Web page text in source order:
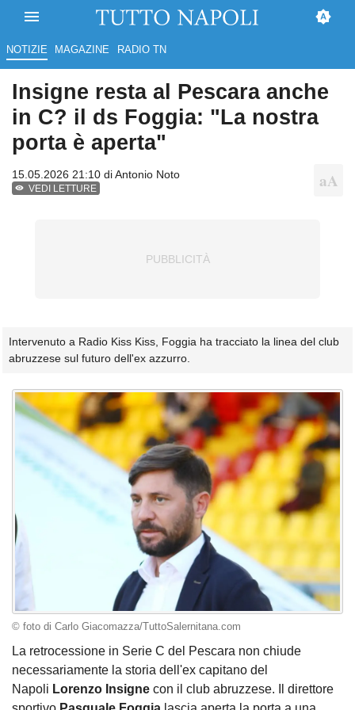
NOTIZIE MAGAZINE RADIO TN
Insigne resta al Pescara anche
in C? il ds Foggia: "La nostra
porta è aperta"
15.05.2026 21:10 diAntonio Noto
VEDI LETTURE
Intervenuto a Radio Kiss Kiss, Foggia ha tracciato la linea del club
abruzzese sul futuro dell'ex azzurro.
© foto di Carlo Giacomazza/TuttoSalernitana.com
La retrocessione in Serie C del Pescara non chiude
necessariamente la storia dell'ex capitano del
Napoli Lorenzo Insigne con il club abruzzese. Il direttore